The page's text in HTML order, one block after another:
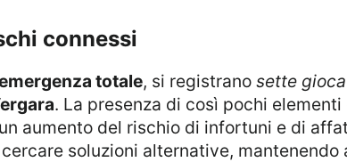
connessi
totale, si registrano sette
. La presenza di così pochi
aumento del rischio di infortuni e di
soluzioni alternative,